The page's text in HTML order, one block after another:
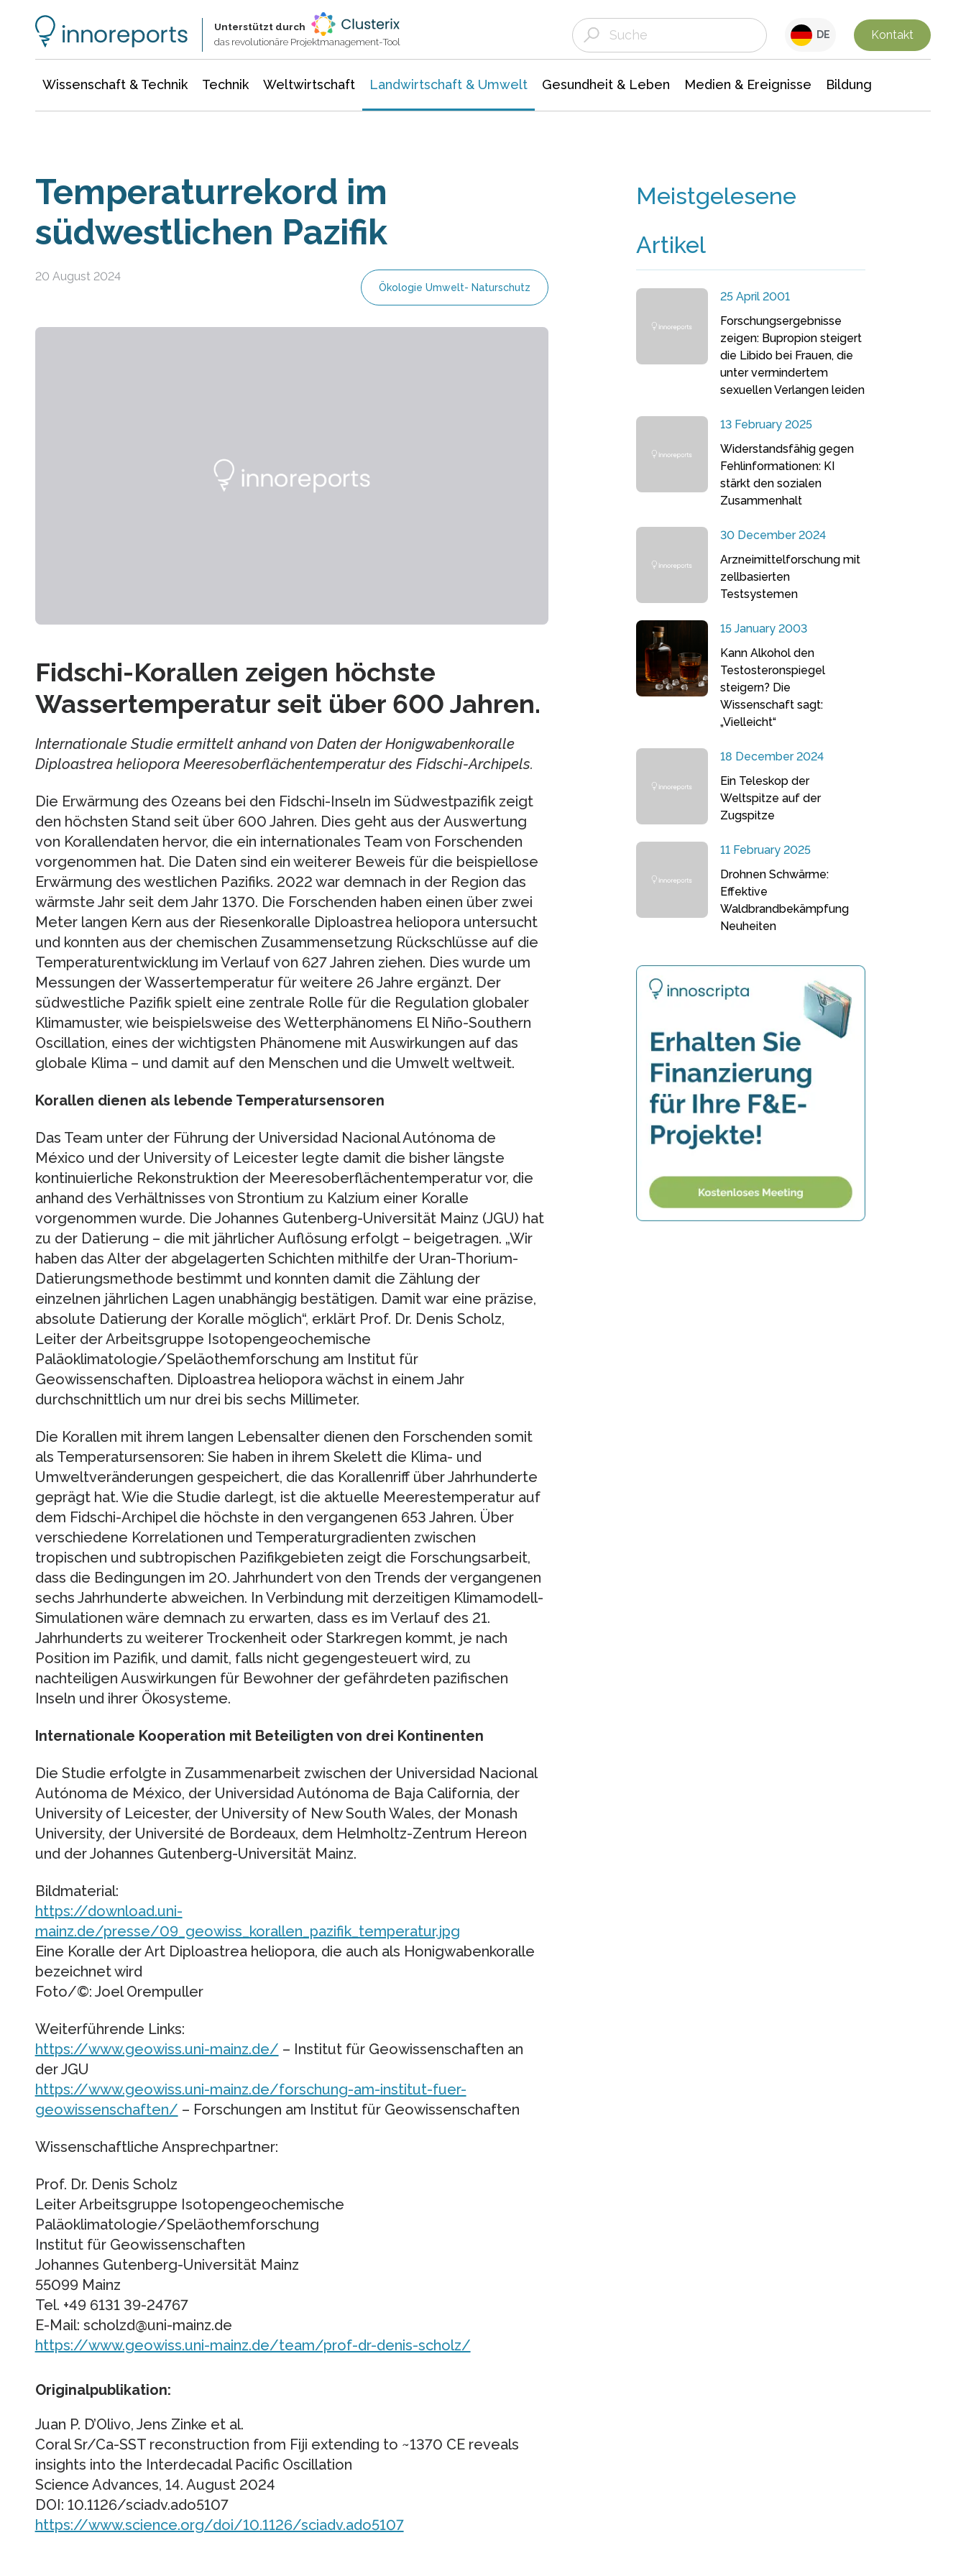
Unterstützt durch
das revolutionäre Projektmanagement-Tool
DE Kontakt
Wissenschaft & Technik Technik Weltwirtschaft Landwirtschaft & Umwelt Gesundheit & Leben Medien & Ereignisse Bildung
Temperaturrekord im
südwestlichen Pazifik
20 August 2024
Ökologie Umwelt- Naturschutz
Fidschi-Korallen zeigen höchste
Wassertemperatur seit über 600 Jahren.
Internationale Studie ermittelt anhand von Daten der Honigwabenkoralle
Diploastrea heliopora Meeresoberflächentemperatur des Fidschi-Archipels.
Die Erwärmung des Ozeans bei den Fidschi-Inseln im Südwestpazifik zeigt
den höchsten Stand seit über 600 Jahren. Dies geht aus der Auswertung
von Korallendaten hervor, die ein internationales Team von Forschenden
vorgenommen hat. Die Daten sind ein weiterer Beweis für die beispiellose
Erwärmung des westlichen Pazifiks. 2022 war demnach in der Region das
wärmste Jahr seit dem Jahr 1370. Die Forschenden haben einen über zwei
Meter langen Kern aus der Riesenkoralle Diploastrea heliopora untersucht
und konnten aus der chemischen Zusammensetzung Rückschlüsse auf die
Temperaturentwicklung im Verlauf von 627 Jahren ziehen. Dies wurde um
Messungen der Wassertemperatur für weitere 26 Jahre ergänzt. Der
südwestliche Pazifik spielt eine zentrale Rolle für die Regulation globaler
Klimamuster, wie beispielsweise des Wetterphänomens El Niño-Southern
Oscillation, eines der wichtigsten Phänomene mit Auswirkungen auf das
globale Klima – und damit auf den Menschen und die Umwelt weltweit.
Korallen dienen als lebende Temperatursensoren
Das Team unter der Führung der Universidad Nacional Autónoma de
México und der University of Leicester legte damit die bisher längste
kontinuierliche Rekonstruktion der Meeresoberflächentemperatur vor, die
anhand des Verhältnisses von Strontium zu Kalzium einer Koralle
vorgenommen wurde. Die Johannes Gutenberg-Universität Mainz (JGU) hat
zu der Datierung – die mit jährlicher Auflösung erfolgt – beigetragen. „Wir
haben das Alter der abgelagerten Schichten mithilfe der Uran-Thorium-
Datierungsmethode bestimmt und konnten damit die Zählung der
einzelnen jährlichen Lagen unabhängig bestätigen. Damit war eine präzise,
absolute Datierung der Koralle möglich“, erklärt Prof. Dr. Denis Scholz,
Leiter der Arbeitsgruppe Isotopengeochemische
Paläoklimatologie/Speläothemforschung am Institut für
Geowissenschaften. Diploastrea heliopora wächst in einem Jahr
durchschnittlich um nur drei bis sechs Millimeter.
Die Korallen mit ihrem langen Lebensalter dienen den Forschenden somit
als Temperatursensoren: Sie haben in ihrem Skelett die Klima- und
Umweltveränderungen gespeichert, die das Korallenriff über Jahrhunderte
geprägt hat. Wie die Studie darlegt, ist die aktuelle Meerestemperatur auf
dem Fidschi-Archipel die höchste in den vergangenen 653 Jahren. Über
verschiedene Korrelationen und Temperaturgradienten zwischen
tropischen und subtropischen Pazifikgebieten zeigt die Forschungsarbeit,
dass die Bedingungen im 20. Jahrhundert von den Trends der vergangenen
sechs Jahrhunderte abweichen. In Verbindung mit derzeitigen Klimamodell-
Simulationen wäre demnach zu erwarten, dass es im Verlauf des 21.
Jahrhunderts zu weiterer Trockenheit oder Starkregen kommt, je nach
Position im Pazifik, und damit, falls nicht gegengesteuert wird, zu
nachteiligen Auswirkungen für Bewohner der gefährdeten pazifischen
Inseln und ihrer Ökosysteme.
Internationale Kooperation mit Beteiligten von drei Kontinenten
Die Studie erfolgte in Zusammenarbeit zwischen der Universidad Nacional
Autónoma de México, der Universidad Autónoma de Baja California, der
University of Leicester, der University of New South Wales, der Monash
University, der Université de Bordeaux, dem Helmholtz-Zentrum Hereon
und der Johannes Gutenberg-Universität Mainz.
Bildmaterial:
https://download.uni-
mainz.de/presse/09_geowiss_korallen_pazifik_temperatur.jpg
Eine Koralle der Art Diploastrea heliopora, die auch als Honigwabenkoralle
bezeichnet wird
Foto/©: Joel Orempuller
Weiterführende Links:
https://www.geowiss.uni-mainz.de/ – Institut für Geowissenschaften an
der JGU
https://www.geowiss.uni-mainz.de/forschung-am-institut-fuer-
geowissenschaften/ – Forschungen am Institut für Geowissenschaften
Wissenschaftliche Ansprechpartner:
Prof. Dr. Denis Scholz
Leiter Arbeitsgruppe Isotopengeochemische
Paläoklimatologie/Speläothemforschung
Institut für Geowissenschaften
Johannes Gutenberg-Universität Mainz
55099 Mainz
Tel. +49 6131 39-24767
E-Mail: scholzd@uni-mainz.de
https://www.geowiss.uni-mainz.de/team/prof-dr-denis-scholz/
Originalpublikation:
Juan P. D’Olivo, Jens Zinke et al.
Coral Sr/Ca-SST reconstruction from Fiji extending to ~1370 CE reveals
insights into the Interdecadal Pacific Oscillation
Science Advances, 14. August 2024
DOI: 10.1126/sciadv.ado5107
https://www.science.org/doi/10.1126/sciadv.ado5107
Meistgelesene
Artikel
25 April 2001
Forschungsergebnisse
zeigen: Bupropion steigert
die Libido bei Frauen, die
unter vermindertem
sexuellen Verlangen leiden
13 February 2025
Widerstandsfähig gegen
Fehlinformationen: KI
stärkt den sozialen
Zusammenhalt
30 December 2024
Arzneimittelforschung mit
zellbasierten
Testsystemen
15 January 2003
Kann Alkohol den
Testosteronspiegel
steigern? Die
Wissenschaft sagt:
„Vielleicht“
18 December 2024
Ein Teleskop der
Weltspitze auf der
Zugspitze
11 February 2025
Drohnen Schwärme:
Effektive
Waldbrandbekämpfung
Neuheiten